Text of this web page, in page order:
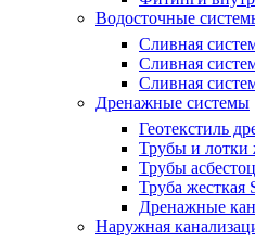
Водосточные
Сливная
Сливная
Сливная
Дренажные системы
Геотекстиль
Трубы и лотки
Трубы
Труба жесткая
Дренажные
Наружная